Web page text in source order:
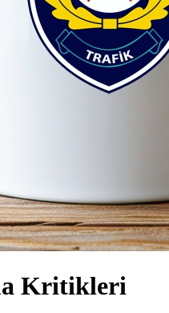
Kritikleri